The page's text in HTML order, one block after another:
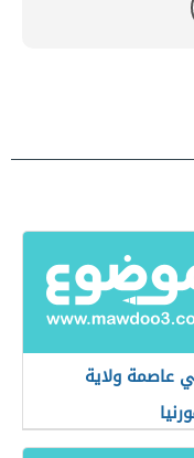
عاصمة ولاية